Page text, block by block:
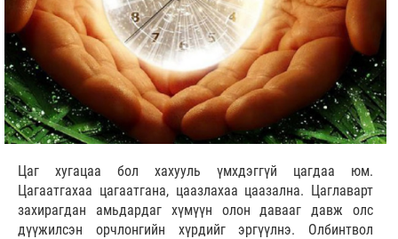
Цаг хугацаа бол хахууль үмхдэггүй цагдаа юм.
Цагаатгахаа цагаатгана, цаазлахаа цаазална. Цаглаварт
захирагдан амьдардаг хүмүүн олон давааг давж олс
дүүжилсэн орчлонгийн хүрдийг эргүүлнэ. Олбинтвол